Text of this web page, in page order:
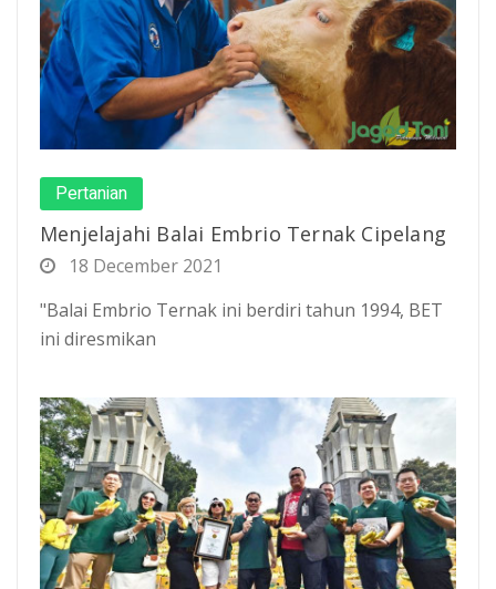
Pertanian
Menjelajahi Balai Embrio Ternak Cipelang
18 December 2021
"Balai Embrio Ternak ini berdiri tahun 1994, BET
ini diresmikan